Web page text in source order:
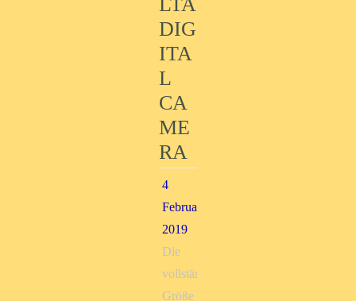
DIG
ITA
L
CA
ME
RA
4
Februar,
2019
Die
vollständige
Größe